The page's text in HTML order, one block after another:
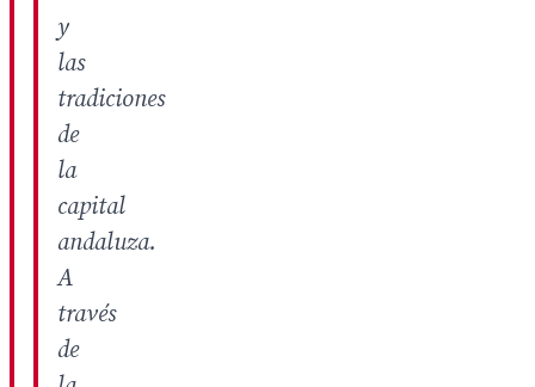
y
las
tradiciones
de
la
capital
andaluza.
A
través
de